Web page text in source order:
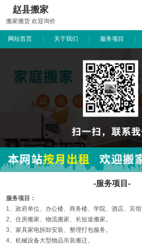
赵县搬家
搬家搬货 欢迎询价
网站首页 关于我们 服务项目
-服务项目-
服务项目：
1、政府单位、办公楼、商务楼、学院、酒店、宾馆
2、住房搬家、物流搬家、长短途搬家。
3、家具家电拆卸安装、整理打包服务。
4、机械设备大型物品吊装搬迁。